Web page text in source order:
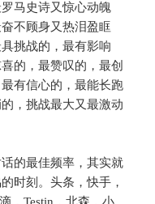
马史诗又惊心动魄
不顾身又热泪盈眶
挑战的，最有影响
的，最赞叹的，最创
有信心的，最能长跑
，挑战最大又最激动
的最佳频率，其实就
时刻。头条，快手，